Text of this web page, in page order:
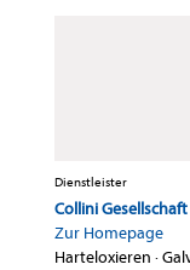
Dienstleister
Collini
Zur Homepage
Harteloxieren ·